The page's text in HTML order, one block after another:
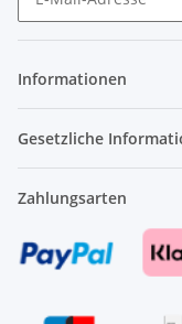
Informationen
Gesetzliche
Zahlungsarten